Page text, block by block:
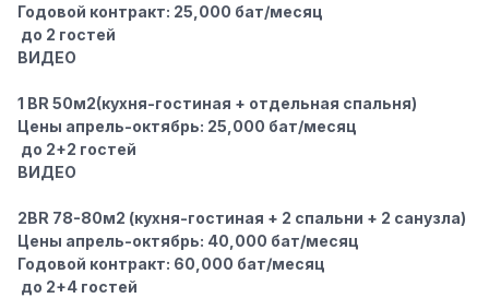
Годовой контракт: 25,000 бат/месяц
‍‍ до 2 гостей
ВИДЕО
1 BR 50м2(кухня-гостиная + отдельная спальня)
Цены апрель-октябрь: 25,000 бат/месяц
‍‍ до 2+2 гостей
ВИДЕО
2BR 78-80м2 (кухня-гостиная + 2 спальни + 2 санузла)
Цены апрель-октябрь: 40,000 бат/месяц
Годовой контракт: 60,000 бат/месяц
‍‍ до 2+4 гостей